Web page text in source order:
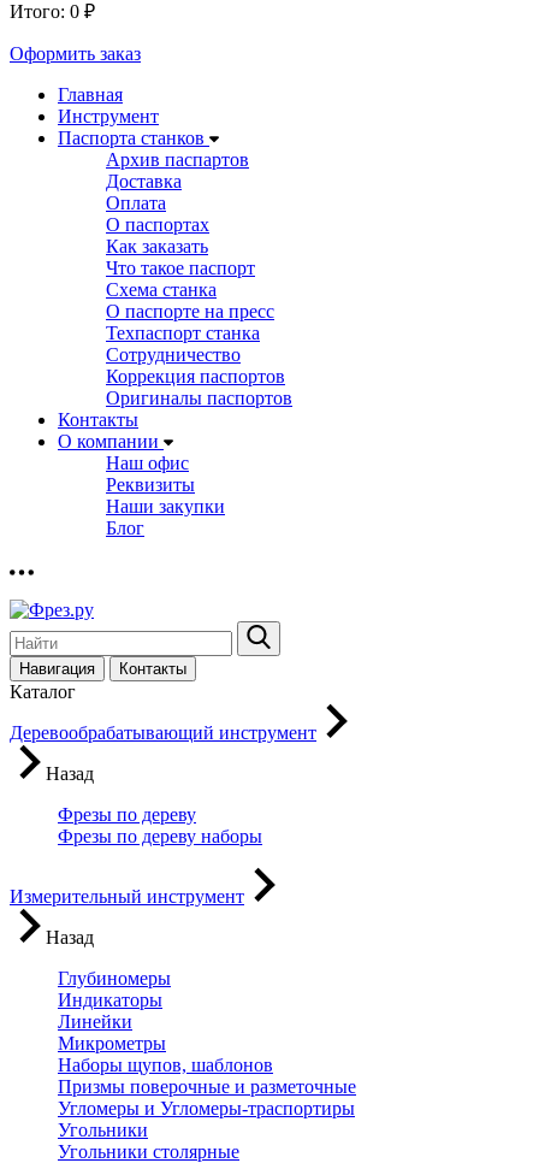
Итого: 0 ₽
Оформить заказ
Главная
Инструмент
Паспорта станков
Архив паспартов
Доставка
Оплата
О паспортах
Как заказать
Что такое паспорт
Схема станка
О паспорте на пресс
Техпаспорт станка
Сотрудничество
Коррекция паспортов
Оригиналы паспортов
Контакты
О компании
Наш офис
Реквизиты
Наши закупки
Блог
Навигация Контакты
Каталог
Деревообрабатывающий инструмент
Назад
Фрезы по дереву
Фрезы по дереву наборы
Измерительный инструмент
Назад
Глубиномеры
Индикаторы
Линейки
Микрометры
Наборы щупов, шаблонов
Призмы поверочные и разметочные
Угломеры и Угломеры-траспортиры
Угольники
Угольники столярные